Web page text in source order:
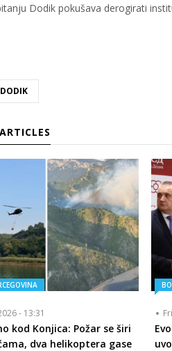
Dodik pokušava derogirati
- 13:31
kod Konjica: Požar se širi
dva helikoptera gase